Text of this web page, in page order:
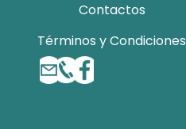
Contactos
Términos y Condiciones